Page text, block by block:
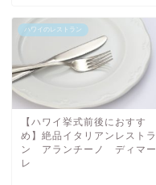
ハワイのレストラン
【ハワイ挙式前後におすす
め】絶品イタリアンレストラ
ン アランチーノ ディマー
レ